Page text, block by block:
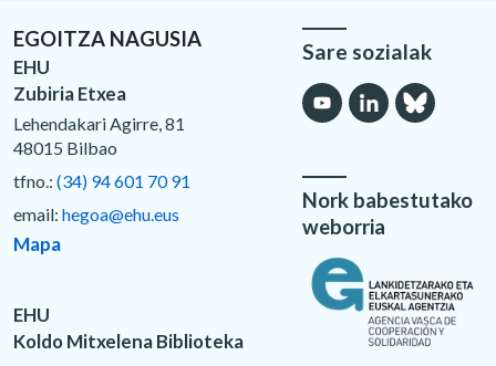
EGOITZA NAGUSIA
EHU
Zubiria Etxea
Lehendakari Agirre, 81
48015 Bilbao
tfno.: (34) 94 601 70 91
email: hegoa@ehu.eus
Mapa
EHU
Koldo Mitxelena Biblioteka
Sare sozialak
Nork babestutako
weborria